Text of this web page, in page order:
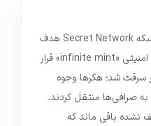
پل انتقال ارزهای دیجیتال در شبکه Secret Network هدف
حمله هکری با بهره‌گیری از نقص امنیتی «infinite mint» قرار
میلیون دلار سرقت شد؛ هکرها وجوه
به صرافی‌ها منتقل کردند.
باقی ماند که